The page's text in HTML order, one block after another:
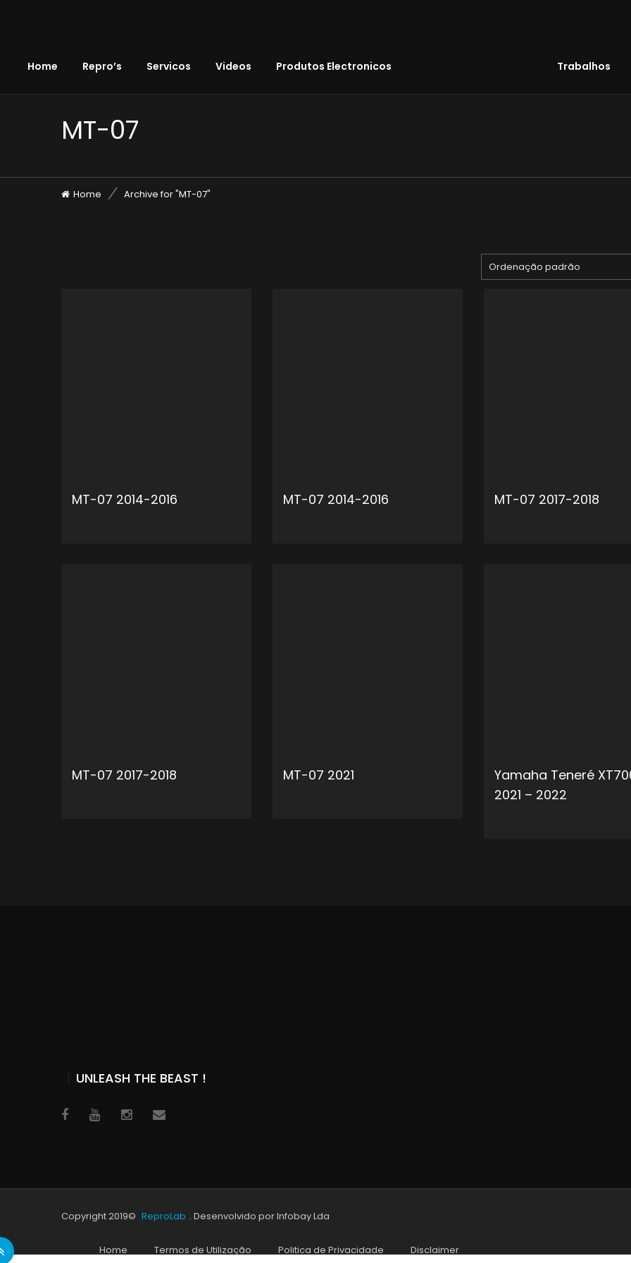
Home Repro’s Servicos Videos Produtos Electronicos Trabalhos
MT-07
Home Archive for "MT-07"
Ordenação padrão
MT-07 2014-2016 MT-07 2014-2016 MT-07 2017-2018
MT-07 2017-2018 MT-07 2021
Yamaha Teneré
2021 – 2022
UNLEASH THE BEAST !
Copyright 2019© ReproLab . Desenvolvido por Infobay Lda
Home Termos de Utilização Politica de Privacidade Disclaimer